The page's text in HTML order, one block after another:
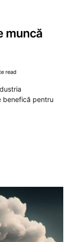
muncă
read
benefică pentru